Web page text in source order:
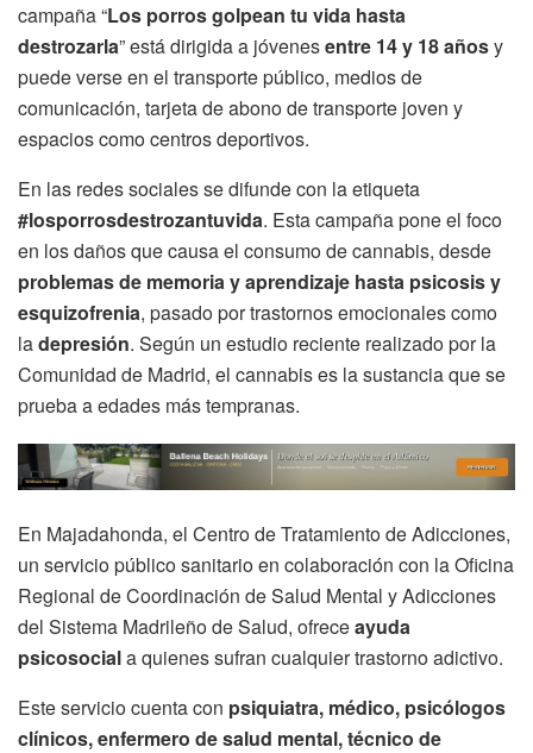
campaña “Los porros golpean tu vida hasta
destrozarla” está dirigida a jóvenesentre 14 y 18 añosy
puede verse en el transporte público, medios de
comunicación, tarjeta de abono de transporte joven y
espacios como centros deportivos.
En las redes sociales se difunde con la etiqueta
#losporrosdestrozantuvida. Esta campaña pone el foco
en los daños que causa el consumo de cannabis, desde
problemas de memoria y aprendizaje hasta psicosis y
esquizofrenia, pasado por trastornos emocionales como
ladepresión. Según un estudio reciente realizado por la
Comunidad de Madrid, el cannabis es la sustancia que se
prueba a edades más tempranas.
En Majadahonda, el Centro de Tratamiento de Adicciones,
un servicio público sanitario en colaboración con la Oficina
Regional de Coordinación de Salud Mental y Adicciones
del Sistema Madrileño de Salud, ofreceayuda
psicosociala quienes sufran cualquier trastorno adictivo.
Este servicio cuenta con psiquiatra, médico, psicólogos
clínicos, enfermero de salud mental, técnico de